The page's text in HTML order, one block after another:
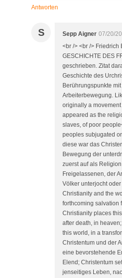
Antworten
S Sepp Aigner 07/20/
<br /> <br />
GESCHICHTE DES
geschrieben. Zitat
Geschichte des
Berührungspunkte
Arbeiterbewegung.
originally a
appeared as the
slaves, of poor
peoples subjugated
diese war das
Bewegung der
zuerst auf als
Freigelassenen, der
Völker unterjocht
Christianity and the
forthcoming salvation
Christianity places
after death, in
this world, in a
Christentum und der
eine bevorstehende
Elend; Christentum
jenseitiges Leben,